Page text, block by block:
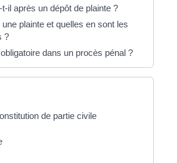
il après un dépôt de plainte ?
plainte et quelles en sont les
?
dans un procès pénal ?
de partie civile